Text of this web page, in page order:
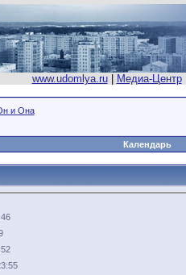
www.udomlya.ru| Медиа-Центр|
и Она
Календарь